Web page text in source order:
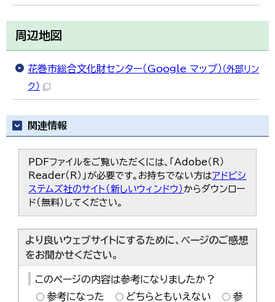
周辺地図
花巻市総合文化財センター（Google マップ） （外部リン
ク）
関連情報
PDFファイルをご覧いただくには、「Adobe（R）
Reader（R）」が必要です。お持ちでない方はアドビシ
ステムズ社のサイト（新しいウィンドウ） からダウンロー
ド（無料）してください。
より良いウェブサイトにするために、ページのご感想
をお聞かせください。
このページの内容は参考になりましたか？
参考になった
どちらともいえない
参